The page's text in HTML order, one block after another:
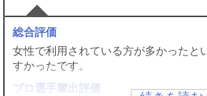
サンドバッグから補強用具まであり、
なく健康維持や体力今日かにも役立ち
月会費評価
非常にリーズナブル、目的に合わせた
良心的だと思います。
総合評価
女性で利用されている方が多かったと
すかったです。
プロ選手輩出評価